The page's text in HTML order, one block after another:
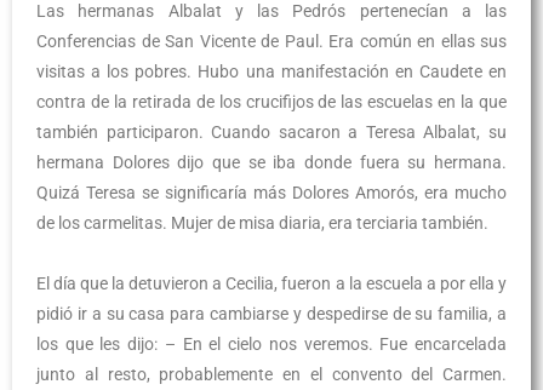
Las hermanas Albalat y las Pedrós pertenecían a las
Conferencias de San Vicente de Paul. Era común en ellas sus
visitas a los pobres. Hubo una manifestación en Caudete en
contra de la retirada de los crucifijos de las escuelas en la que
también participaron. Cuando sacaron a Teresa Albalat, su
hermana Dolores dijo que se iba donde fuera su hermana.
Quizá Teresa se significaría más Dolores Amorós, era mucho
de los carmelitas. Mujer de misa diaria, era terciaria también.
El día que la detuvieron a Cecilia, fueron a la escuela a por ella y
pidió ir a su casa para cambiarse y despedirse de su familia, a
los que les dijo: – En el cielo nos veremos. Fue encarcelada
junto al resto, probablemente en el convento del Carmen.